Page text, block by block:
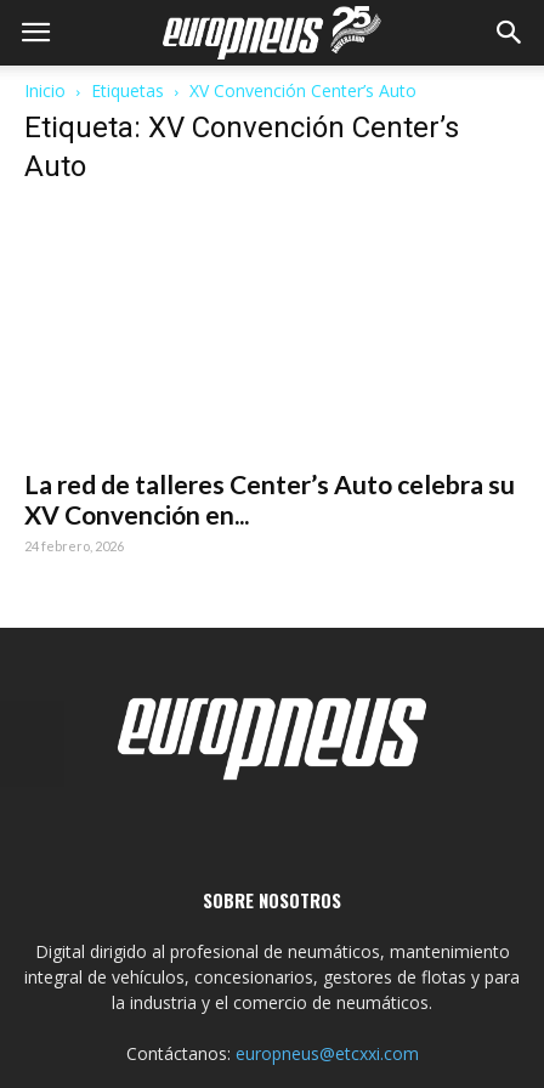
Inicio Etiquetas XV Convención Center’s Auto
Etiqueta: XV Convención Center’s
Auto
La red de talleres Center’s Auto celebra su
XV Convención en...
24 febrero, 2026
SOBRE NOSOTROS
Digital dirigido al profesional de neumáticos, mantenimiento
integral de vehículos, concesionarios, gestores de flotas y para
la industria y el comercio de neumáticos.
Contáctanos: europneus@etcxxi.com